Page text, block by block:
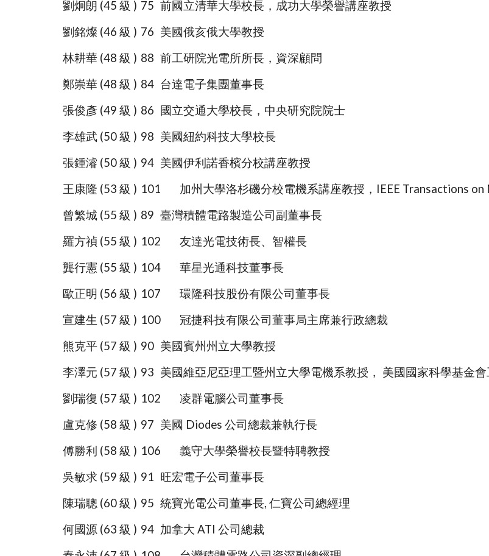
劉炯朗 (45 級 ) 75 前國立清華大學校長，成功大學榮譽講座教授
劉銘燦 (46 級 ) 76 美國俄亥俄大學教授
林耕華 (48 級 ) 88 前工研院光電所所長，資深顧問
鄭崇華 (48 級 ) 84 台達電子集團董事長
張俊彥 (49 級 ) 86 國立交通大學校長，中央研究院院士
李雄武 (50 級 ) 98 美國紐約科技大學校長
張鍾濬 (50 級 ) 94 美國伊利諾香檳分校講座教授
王康隆 (53 級 ) 101
加州大學洛杉磯分校電機系講座教授，IEEE Transactions
曾繁城 (55 級 ) 89 臺灣積體電路製造公司副董事長
羅方禎 (55 級 ) 102
友達光電技術長、智權長
龔行憲 (55 級 ) 104
華星光通科技董事長
歐正明 (56 級 ) 107
環隆科技股份有限公司董事長
宣建生 (57 級 ) 100
冠捷科技有限公司董事局主席兼行政總裁
熊克平 (57 級 ) 90 美國賓州州立大學教授
李澤元 (57 級 ) 93 美國維亞尼亞理工暨州立大學電機系教授， 美國國家科學基金
劉瑞復 (57 級 ) 102
凌群電腦公司董事長
盧克修 (58 級 ) 97 美國 Diodes 公司總裁兼執行長
傅勝利 (58 級 ) 106
義守大學榮譽校長暨特聘教授
吳敏求 (59 級 ) 91 旺宏電子公司董事長
陳瑞聰 (60 級 ) 95 統寶光電公司董事長, 仁寶公司總經理
何國源 (63 級 ) 94 加拿大 ATI 公司總裁